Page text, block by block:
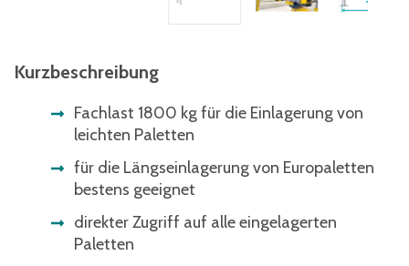
Kurzbeschreibung
Fachlast 1800 kg für die Einlagerung von
leichten Paletten
für die Längseinlagerung von Europaletten
bestens geeignet
direkter Zugriff auf alle eingelagerten
Paletten